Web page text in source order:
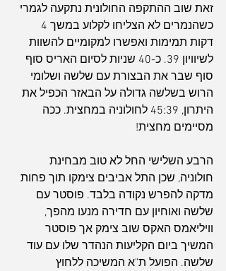
זאת שוב ההתקפה החולונית נתקעה לגמרי
דקות תמימות ואפשרו למקומיים להשוות
לשיוויון 39. כ-40 שניות לסיום האריס סוף
סוף שבר את הבצורת עם שלשה ושלומי
הרוש בשלשה גדולה על הבאזר הכפיל את
היתרון, 45:39 לחולוניה במחצית. ככה
מסיימים מחצית!
הרבע השלישי החל לא טוב מבחינת
חולוניה, שכן התל אביבים צימקו תוך פחות
מדקה להפרש נקודה בלבד. פוסטר עם
שלשה ואוחיון עם חדירה מנעו מהפך,
וויליאמס האקס שוב צימק אך פוסטר
המשיך ביום הקליעות הנהדר שלו עם עוד
שלשה. הפועל ת"א המשיכה ללחוץ